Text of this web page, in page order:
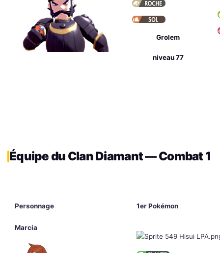
Grolem
niveau 77
Équipe du Clan Diamant — Combat 1
Personnage 1er Pokémon
Marcia